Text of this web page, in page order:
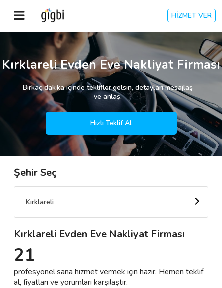
HİZMET VER
Anasayfa
Giriş Yap
Kayıt Ol
Kategoriler
🎈 Biz Kimiz?
🌟 Müşteri Değerlendirmeleri
Destek
İletişim
Kırklareli Evden Eve Nakliyat Firması
Birkaç dakika içinde teklifler gelsin, detayları mesajlaş
ve anlaş.
Hızlı Teklif Al
Şehir Seç
Kırklareli
Kırklareli Evden Eve Nakliyat Firması
21
profesyonel sana hizmet vermek için hazır. Hemen teklif
al, fiyatları ve yorumları karşılaştır.